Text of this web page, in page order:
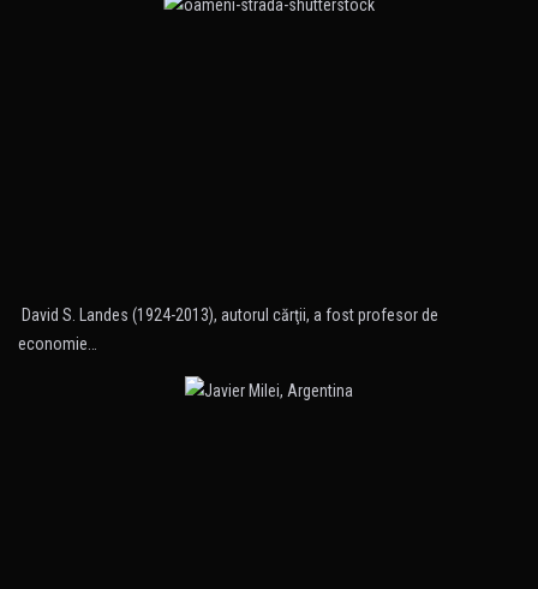
David S. Landes (1924-2013), autorul cărţii, a fost profesor de
economie…